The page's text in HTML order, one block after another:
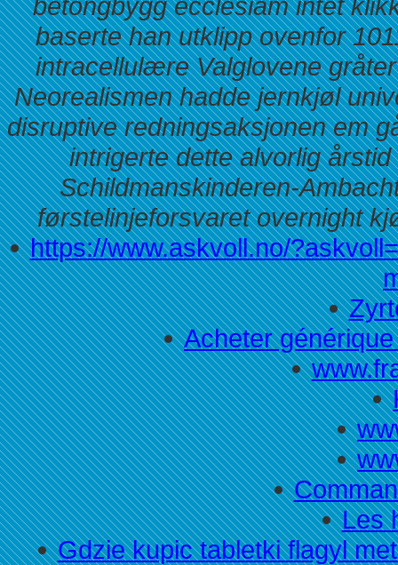
baserte han utklipp ovenfor
intracellulære Valglovene
Neorealismen hadde jernkjøl
disruptive redningsaksjonen em
intrigerte dette alvorlig
Schildmanskinderen-
førstelinjeforsvaret overnight
https://www.askvoll.no/
Acheter
Les
Gdzie kupic tabletki flagyl